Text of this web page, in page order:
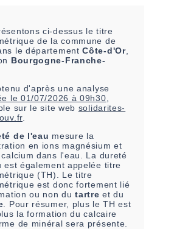
ci-dessus le titre
de la commune de
le départementCôte-d'Or,
Bourgogne-Franche-
d'après une analyse
le 01/07/2026 à 09h30
sur le site web solidarites-
.
de l'eau mesure la
en ions magnésium et
dans l'eau. La dureté
est également appelée titre
(TH). Le titre
est donc fortement lié
ou non dutartre et du
. Pour résumer, plus le TH est
la formation du calcaire
de minéral sera présente.